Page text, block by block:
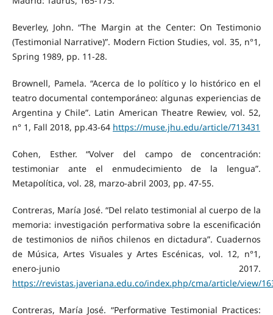
Beverley, John. “The Margin at the Center: On Testimonio
(Testimonial Narrative)”. Modern Fiction Studies, vol. 35, n°1,
Spring 1989, pp. 11-28.
Brownell, Pamela. “Acerca de lo político y lo histórico en el
teatro documental contemporáneo: algunas experiencias de
Argentina y Chile”. Latin American Theatre Rewiev, vol. 52,
n° 1, Fall 2018, pp.43-64 https://muse.jhu.edu/article/713431
Cohen, Esther. “Volver del campo de concentración:
testimoniar ante el enmudecimiento de la lengua”.
Metapolítica, vol. 28, marzo-abril 2003, pp. 47-55.
Contreras, María José. “Del relato testimonial al cuerpo de la
memoria: investigación performativa sobre la escenificación
de testimonios de niños chilenos en dictadura”. Cuadernos
de Música, Artes Visuales y Artes Escénicas, vol. 12, n°1,
enero-junio 2017.
https://revistas.javeriana.edu.co/index.php/cma/article/view/
Contreras, María José. “Performative Testimonial Practices: